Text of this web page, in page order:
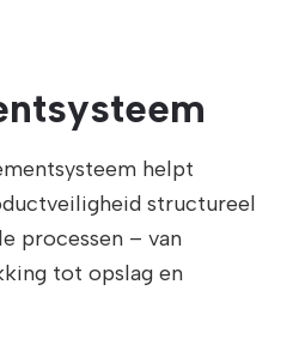
helpt
structureel
processen – van
tot opslag en